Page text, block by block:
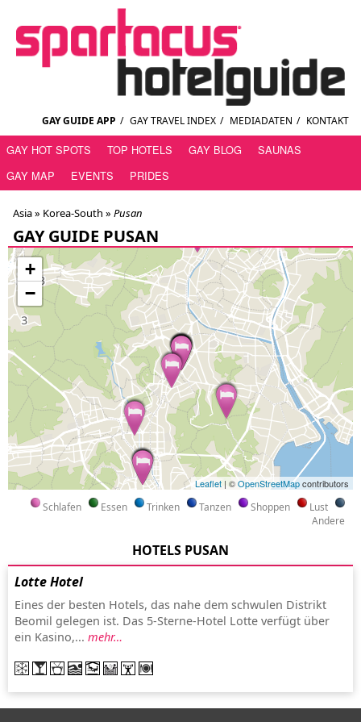
GAY GUIDE APP / GAY TRAVEL INDEX / MEDIADATEN / KONTAKT
GAY HOT SPOTS TOP HOTELS GAY BLOG
SAUNAS
GAY MAP
EVENTS PRIDES
Asia » Korea-South » Pusan
GAY GUIDE PUSAN
+
−
Leaflet | ©OpenStreetMapcontributors
Schlafen Essen Trinken Tanzen Shoppen
Lust
Andere
HOTELS PUSAN
Lotte Hotel
Eines der besten Hotels, das nahe dem schwulen Distrikt
Beomil gelegen ist. Das 5-Sterne-Hotel Lotte verfügt über
ein Kasino,... mehr…